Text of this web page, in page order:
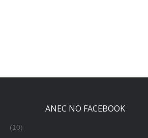
(10)
ANEC NO FACEBOOK